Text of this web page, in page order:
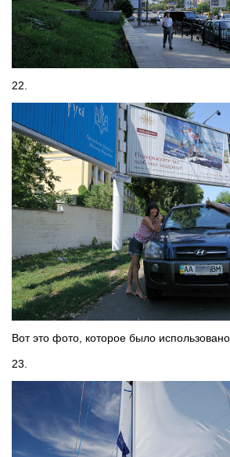
22.
Вот это фото, которое было
23.